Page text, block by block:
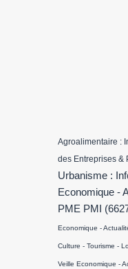
Agroalimentaire :
des Entreprises &
Urbanisme :
Economique -
PME PMI
Economique -
Culture - Tourisme -
Veille Economique -